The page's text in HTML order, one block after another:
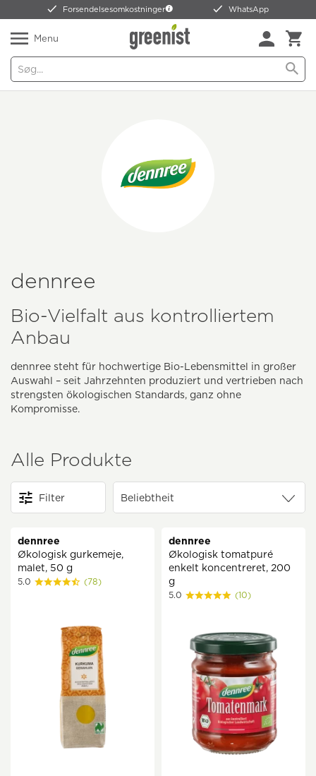
Forsendelsesomkostninger WhatsApp
Menu
dennree
Bio-Vielfalt aus kontrolliertem
Anbau
dennree steht für hochwertige Bio-Lebensmittel in großer
Auswahl – seit Jahrzehnten produziert und vertrieben nach
strengsten ökologischen Standards, ganz ohne
Kompromisse.
Alle Produkte
Filter
dennree
Økologisk gurkemeje,
malet, 50 g
5.0 (78)
dennree
Økologisk tomatpuré
enkelt koncentreret, 200
g
5.0 (10)